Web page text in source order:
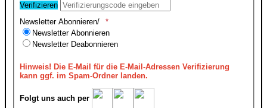
Verifizieren
Newsletter Abonnieren/
Newsletter Abonnieren
Newsletter Deabonnieren
Hinweis! Die E-Mail für die E-Mail-Adressen Verifizierung
kann ggf. im Spam-Ordner landen.
Folgt uns auch per